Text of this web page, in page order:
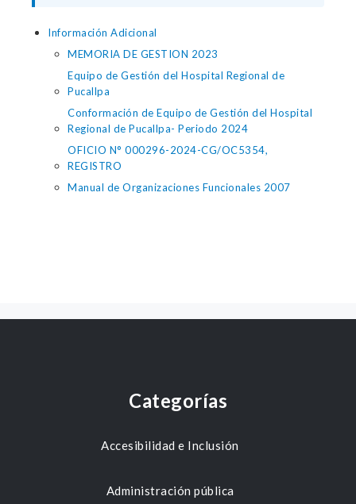
Información Adicional
MEMORIA DE GESTION 2023
Equipo de Gestión del Hospital Regional de
Pucallpa
Conformación de Equipo de Gestión del Hospital
Regional de Pucallpa- Periodo 2024
OFICIO N° 000296-2024-CG/OC5354,
REGISTRO
Manual de Organizaciones Funcionales 2007
Categorías
Accesibilidad e Inclusión
Administración pública